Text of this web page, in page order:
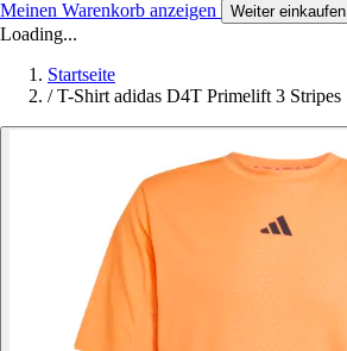
Meinen Warenkorb anzeigen Weiter einkaufen
Loading...
Startseite
/ T-Shirt adidas D4T Primelift 3 Stripes